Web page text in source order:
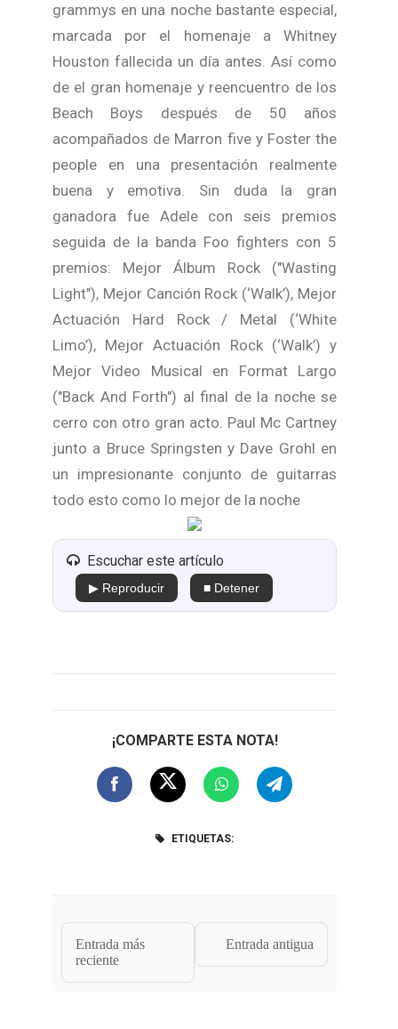
grammys en una noche bastante especial,
marcada por el homenaje a Whitney
Houston fallecida un día antes. Así como
de el gran homenaje y reencuentro de los
Beach Boys después de 50 años
acompañados de Marron five y Foster the
people en una presentación realmente
buena y emotiva. Sin duda la gran
ganadora fue Adele con seis premios
seguida de la banda Foo fighters con 5
premios: Mejor Álbum Rock ("Wasting
Light"), Mejor Canción Rock (‘Walk’), Mejor
Actuación Hard Rock / Metal (‘White
Limo’), Mejor Actuación Rock (‘Walk’) y
Mejor Video Musical en Format Largo
("Back And Forth") al final de la noche se
cerro con otro gran acto. Paul Mc Cartney
junto a Bruce Springsten y Dave Grohl en
un impresionante conjunto de guitarras
todo esto como lo mejor de la noche
Escuchar este artículo
▶ Reproducir ■ Detener
¡COMPARTE ESTA NOTA!
ETIQUETAS:
Entrada más
reciente
Entrada antigua